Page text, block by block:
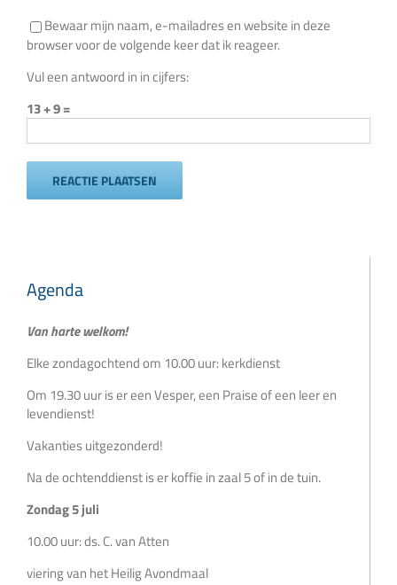
Bewaar mijn naam, e-mailadres en website in deze
browser voor de volgende keer dat ik reageer.
Vul een antwoord in in cijfers:
13 + 9 =
Agenda
Van harte welkom!
Elke zondagochtend om 10.00 uur: kerkdienst
Om 19.30 uur is er een Vesper, een Praise of een leer en
levendienst!
Vakanties uitgezonderd!
Na de ochtenddienst is er koffie in zaal 5 of in de tuin.
Zondag 5 juli
10.00 uur: ds. C. van Atten
viering van het Heilig Avondmaal